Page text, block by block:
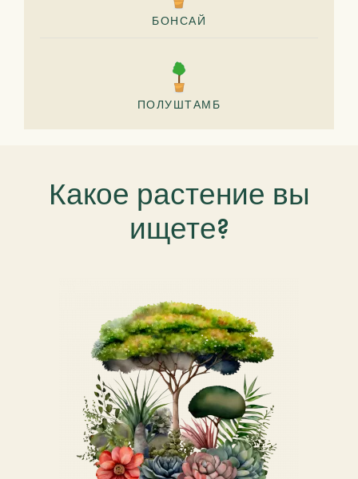
БОНСАЙ
ПОЛУШТАМБ
Какое растение вы
ищете?